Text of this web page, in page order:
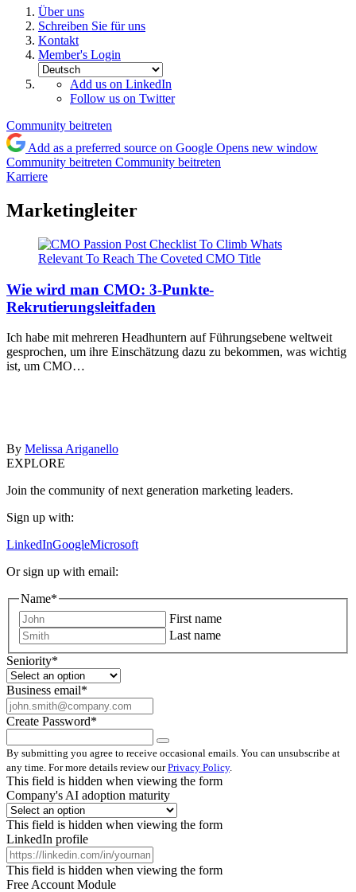
Über uns
Schreiben Sie für uns
Kontakt
Member's Login
Add us on LinkedIn
Follow us on Twitter
Community beitreten
Add as a preferred source on Google Opens new window
Community beitreten Community beitreten
Karriere
Marketingleiter
Wie wird man CMO: 3-Punkte-
Rekrutierungsleitfaden
Ich habe mit mehreren Headhuntern auf Führungsebene weltweit
gesprochen, um ihre Einschätzung dazu zu bekommen, was wichtig
ist, um CMO…
By Melissa Ariganello
EXPLORE
Join the community of next generation marketing leaders.
Sign up with:
LinkedInGoogleMicrosoft
Or sign up with email:
Name*
First name
Last name
Seniority*
Business email*
Create Password*
By submitting you agree to receive occasional emails. You can unsubscribe at
any time. For more details review ourPrivacy Policy.
This field is hidden when viewing the form
Company's AI adoption maturity
This field is hidden when viewing the form
LinkedIn profile
This field is hidden when viewing the form
Free Account Module